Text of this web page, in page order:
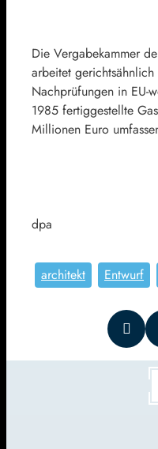
Die Vergabekammer
arbeitet
Nachprüfungen in EU-
1985 fertiggestellte
Millionen Euro
dpa
architekt Entwurf